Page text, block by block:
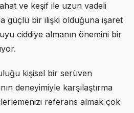
ve keşif ile uzun vadeli
güçlü bir ilişki olduğuna işaret
ciddiye almanın önemini bir
kişisel bir serüven
deneyimiyle karşılaştırma
referans almak çok